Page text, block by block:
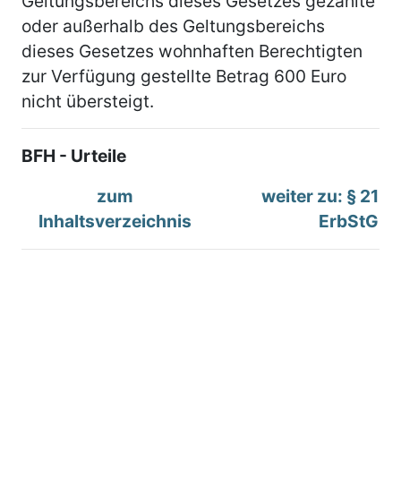
oder außerhalb des Geltungsbereichs
dieses Gesetzes wohnhaften Berechtigten
zur Verfügung gestellte Betrag 600 Euro
nicht übersteigt.
BFH - Urteile
zum
Inhaltsverzeichnis
weiter zu: § 21
ErbStG